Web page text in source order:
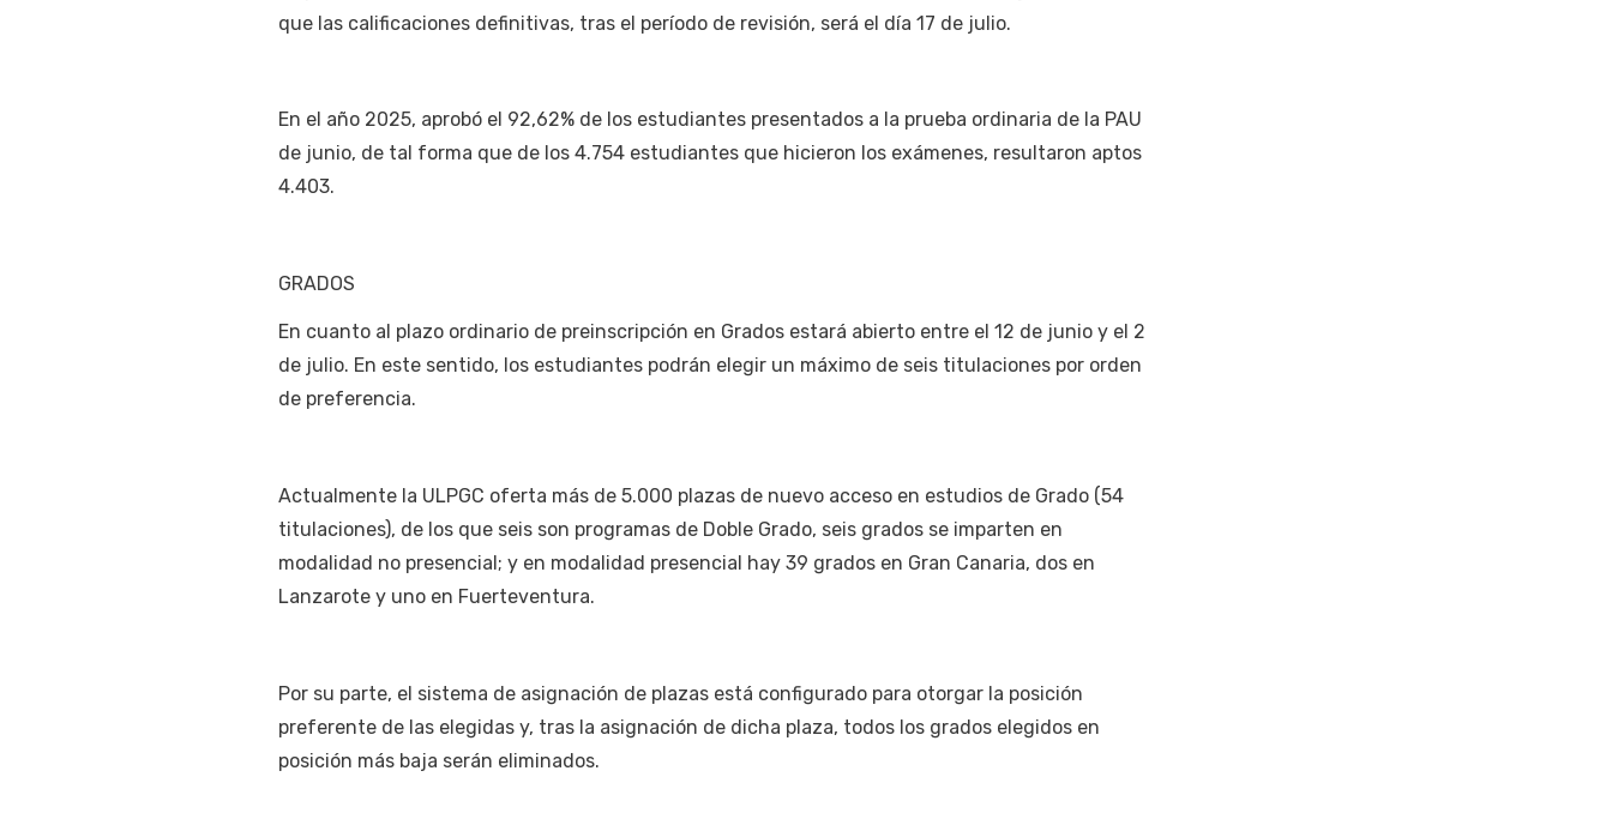
que las calificaciones definitivas, tras el período de revisión, será el día 17 de julio.
En el año 2025, aprobó el 92,62% de los estudiantes presentados a la prueba ordinaria de la PAU
de junio, de tal forma que de los 4.754 estudiantes que hicieron los exámenes, resultaron aptos
4.403.
GRADOS
En cuanto al plazo ordinario de preinscripción en Grados estará abierto entre el 12 de junio y el 2
de julio. En este sentido, los estudiantes podrán elegir un máximo de seis titulaciones por orden
de preferencia.
Actualmente la ULPGC oferta más de 5.000 plazas de nuevo acceso en estudios de Grado (54
titulaciones), de los que seis son programas de Doble Grado, seis grados se imparten en
modalidad no presencial; y en modalidad presencial hay 39 grados en Gran Canaria, dos en
Lanzarote y uno en Fuerteventura.
Por su parte, el sistema de asignación de plazas está configurado para otorgar la posición
preferente de las elegidas y, tras la asignación de dicha plaza, todos los grados elegidos en
posición más baja serán eliminados.